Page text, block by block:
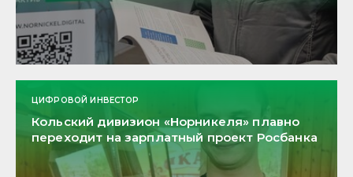
ЦИФРОВОЙ ИНВЕСТОР
Кольский дивизион «Норникеля» плавно
переходит на зарплатный проект Росбанка